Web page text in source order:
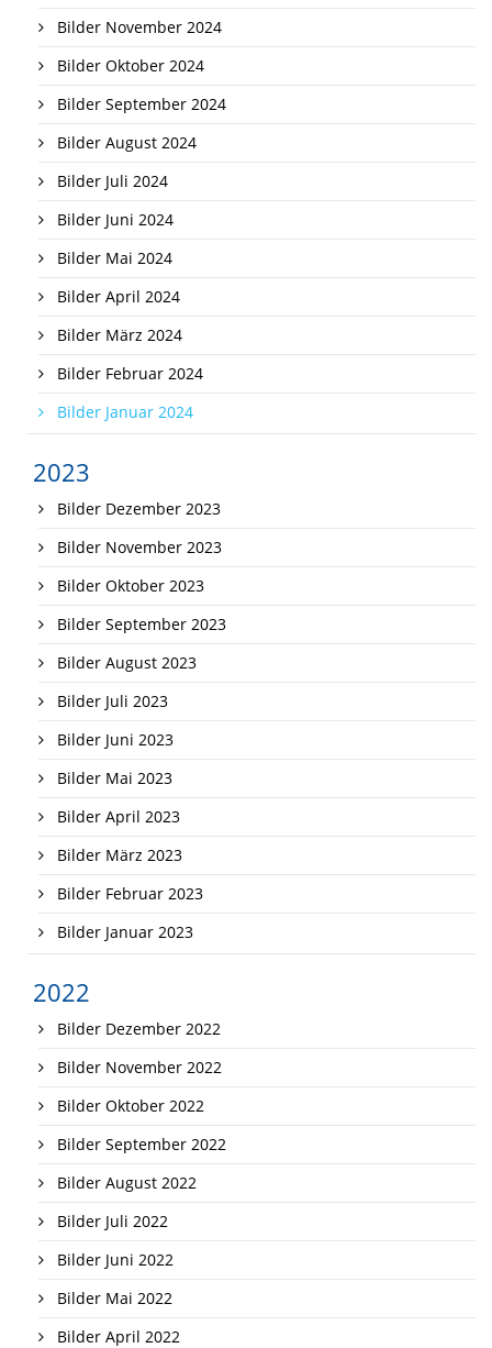
Bilder November 2024
Bilder Oktober 2024
Bilder September 2024
Bilder August 2024
Bilder Juli 2024
Bilder Juni 2024
Bilder Mai 2024
Bilder April 2024
Bilder März 2024
Bilder Februar 2024
Bilder Januar 2024
2023
Bilder Dezember 2023
Bilder November 2023
Bilder Oktober 2023
Bilder September 2023
Bilder August 2023
Bilder Juli 2023
Bilder Juni 2023
Bilder Mai 2023
Bilder April 2023
Bilder März 2023
Bilder Februar 2023
Bilder Januar 2023
2022
Bilder Dezember 2022
Bilder November 2022
Bilder Oktober 2022
Bilder September 2022
Bilder August 2022
Bilder Juli 2022
Bilder Juni 2022
Bilder Mai 2022
Bilder April 2022